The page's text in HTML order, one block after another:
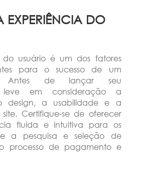
EXPERIÊNCIA DO
usuário é um dos fatores
para o sucesso de um
Antes de lançar seu
leve em consideração a
design, a usabilidade e a
Certifique-se de oferecer
fluida e intuitiva para os
a pesquisa e seleção de
processo de pagamento e